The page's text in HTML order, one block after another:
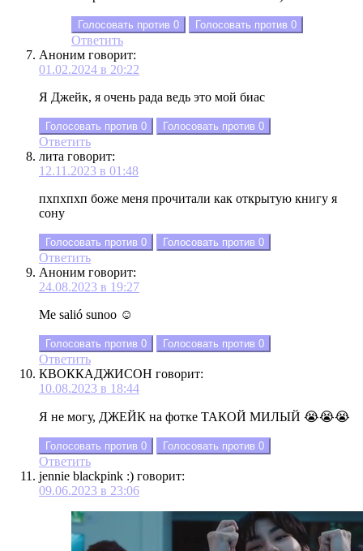
Голосовать против 0 Голосовать против 0
Ответить
Аноним говорит:
01.02.2024 в 20:22
Я Джейк, я очень рада ведь это мой биас
Голосовать против 0 Голосовать против 0
Ответить
лита говорит:
12.11.2023 в 01:48
пхпхпхп боже меня прочитали как открытую книгу я
сону
Голосовать против 0 Голосовать против 0
Ответить
Аноним говорит:
24.08.2023 в 19:27
Me salió sunoo ☺️
Голосовать против 0 Голосовать против 0
Ответить
КВОККАДЖИСОН говорит:
10.08.2023 в 18:44
Я не могу, ДЖЕЙК на фотке ТАКОЙ МИЛЫЙ 😭😭😭
Голосовать против 0 Голосовать против 0
Ответить
jennie blackpink :) говорит:
09.06.2023 в 23:06